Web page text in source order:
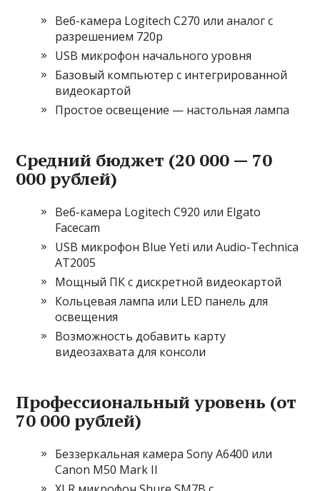
Веб-камера Logitech C270 или аналог с
разрешением 720p
USB микрофон начального уровня
Базовый компьютер с интегрированной
видеокартой
Простое освещение — настольная лампа
Средний бюджет (20 000 — 70
000 рублей)
Веб-камера Logitech C920 или Elgato
Facecam
USB микрофон Blue Yeti или Audio-Technica
AT2005
Мощный ПК с дискретной видеокартой
Кольцевая лампа или LED панель для
освещения
Возможность добавить карту
видеозахвата для консоли
Профессиональный уровень (от
70 000 рублей)
Беззеркальная камера Sony A6400 или
Canon M50 Mark II